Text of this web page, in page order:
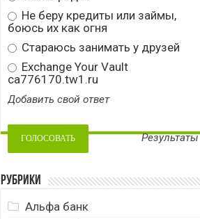
Не беру кредиты или займы,
боюсь их как огня
Стараюсь занимать у друзей
Exchange Your Vault
ca776170.tw1.ru
Добавить свой ответ
Результаты
Рубрики
Альфа банк